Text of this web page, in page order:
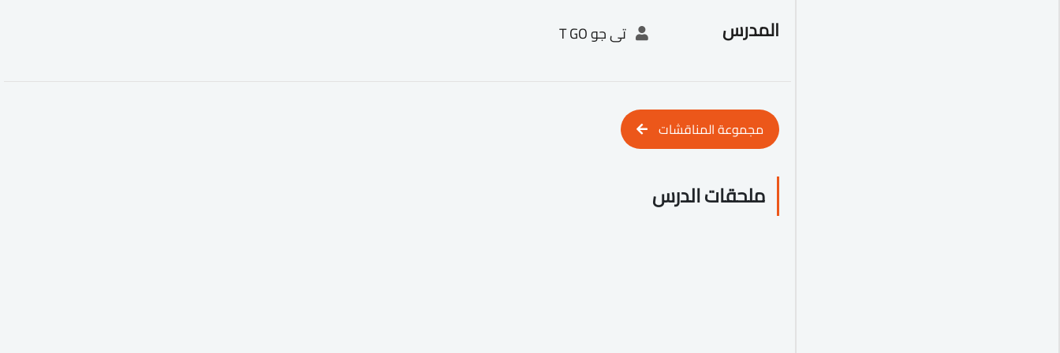
المدرس تى جو T GO
مجموعة المناقشات
ملحقات الدرس